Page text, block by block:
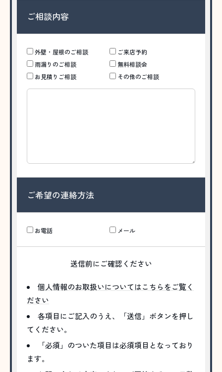
ご相談内容
外壁・屋根のご相談
ご来店予約
雨漏りのご相談
無料相談会
お見積りご相談
その他のご相談
ご希望の連絡方法
お電話 メール
送信前にご確認ください
個人情報のお取扱いについてはこちらをご覧く
ださい
各項目にご記入のうえ、「送信」ボタンを押し
てください。
「必須」のついた項目は必須項目となっており
ます。